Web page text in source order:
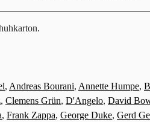
, Andreas Bourani, Annette Humpe,
, Clemens Grün, D'Angelo, David
, Frank Zappa, George Duke, Gerd